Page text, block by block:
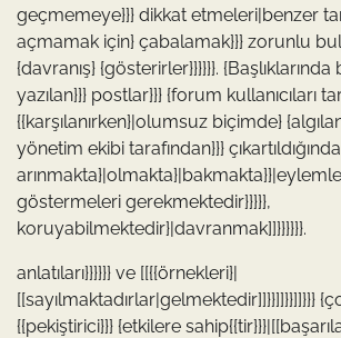
geçmemeye}}} dikkat etmeleri|benzer
açmamak için} çabalamak}}} zorunlu
{davranış} {gösterirler}}}}}}. {Başlıklarında
yazılan}}} postlar}}} {forum kullanıcıları
{{karşılanırken}|olumsuz biçimde}
yönetim ekibi tarafından}}}
göstermeleri gerekmektedir}}}}},
koruyabilmektedir}|davranmak]]}}}}}}.
anlatıları}}}}}} ve [[{{örnekleri}|
[[sayılmaktadırlar|gelmektedir]]}}]]}}]]}}}
{{pekiştirici}}} {etkilere